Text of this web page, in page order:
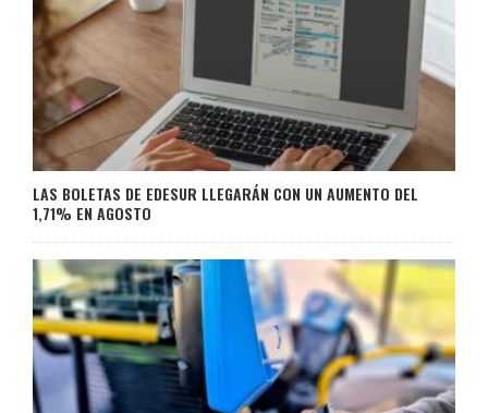
LAS BOLETAS DE EDESUR LLEGARÁN CON UN AUMENTO DEL
1,71% EN AGOSTO